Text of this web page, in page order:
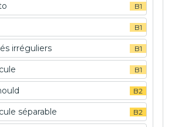
B1
B1
irréguliers B1
B1
B2
séparable B2